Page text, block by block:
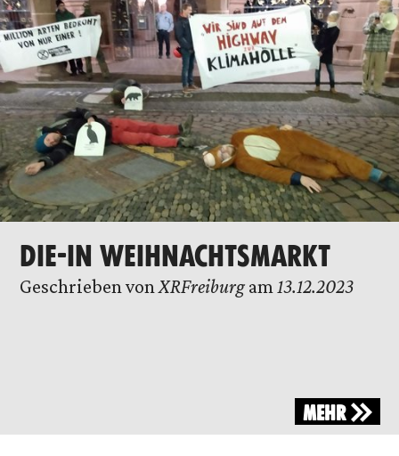
DIE-IN WEIHNACHTSMARKT
Geschrieben vonXRFreiburgam13.12.2023
MEHR